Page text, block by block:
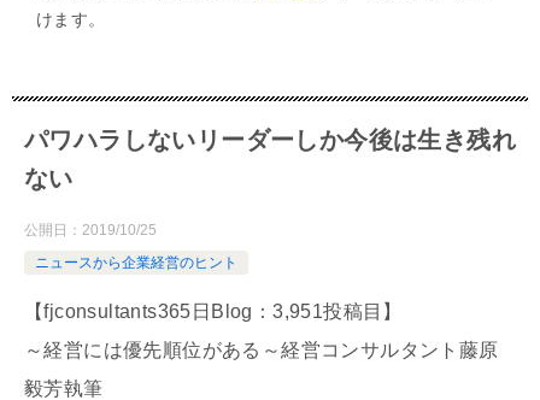
けます。
パワハラしないリーダーしか今後は生き残れ
ない
公開日： 2019/10/25
ニュースから企業経営のヒント
【fjconsultants365日Blog：3,951投稿目】
～経営には優先順位がある～経営コンサルタント藤原
毅芳執筆